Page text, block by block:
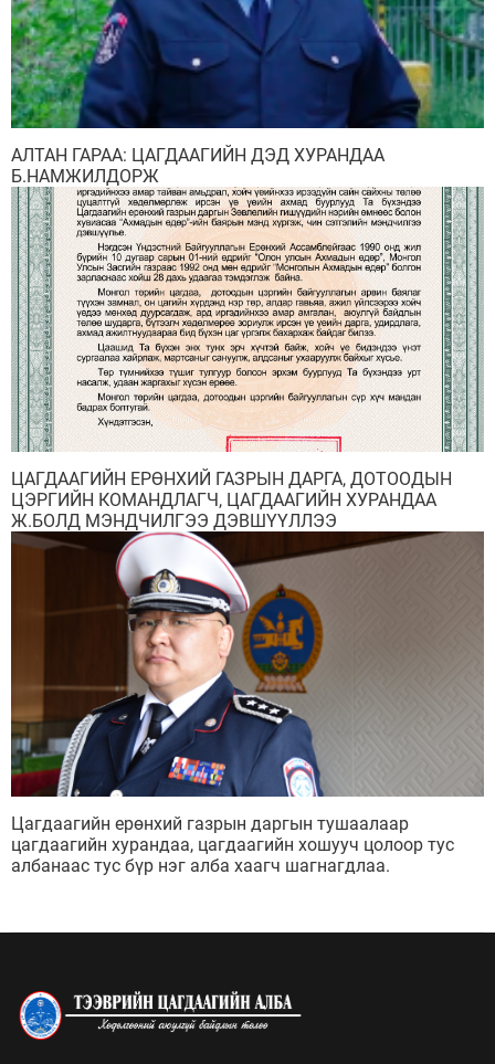
АЛТАН ГАРАА: ЦАГДААГИЙН ДЭД ХУРАНДАА
Б.НАМЖИЛДОРЖ
ЦАГДААГИЙН ЕРӨНХИЙ ГАЗРЫН ДАРГА, ДОТООДЫН
ЦЭРГИЙН КОМАНДЛАГЧ, ЦАГДААГИЙН ХУРАНДАА
Ж.БОЛД МЭНДЧИЛГЭЭ ДЭВШҮҮЛЛЭЭ
Цагдаагийн ерөнхий газрын даргын тушаалаар
цагдаагийн хурандаа, цагдаагийн хошууч цолоор тус
албанаас тус бүр нэг алба хаагч шагнагдлаа.